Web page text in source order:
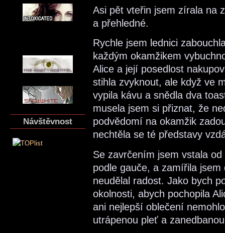
Návštěvnost
Asi pět vteřin jsem zírala na
a přehledné.
Rychle jsem lednici
každým okamžikem
Alice a její posedlost
stihla zvyknout, ale když ve
vypila kávu a snědla dva
musela jsem si přiznat, že
podvědomí na okamžik
nechtěla se té představy
Se zavrčením jsem vstala
podle gauče, a zamířila
neudělal radost. Jako bych
okolnosti, abych pochopila
ani nejlepší oblečení
utrápenou pleť a